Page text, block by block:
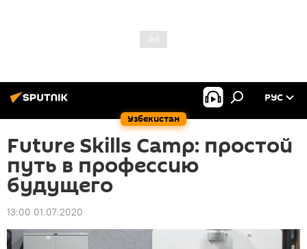
Узбекистан
РУС
Future Skills Camp: простой
путь в профессию
будущего
13:00 01.07.2020